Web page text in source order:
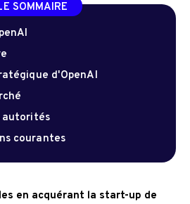
SOMMAIRE
d'OpenAI
autorités
courantes
en acquérant la start-up de